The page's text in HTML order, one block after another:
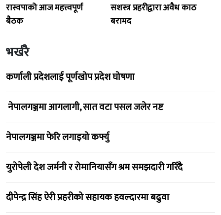
रास्वपाको आज महत्त्वपूर्ण
बैठक
सशस्त्र प्रहरीद्वारा अवैध काठ
बरामद
भर्खरै
कर्णाली प्रदेशलाई पूर्णखोप प्रदेश घोषणा
नेपालगञ्जमा आगलागी, सात वटा पसल जलेर नष्ट
नेपालगञ्जमा फेरि लगाइयो कर्फ्यु
युरोपेली देश जर्मनी र रोमानियासँग श्रम समझदारी गरिँदै
दीपेन्द्र सिंह ऐरी प्रहरीको सहायक हवल्दारमा बढुवा